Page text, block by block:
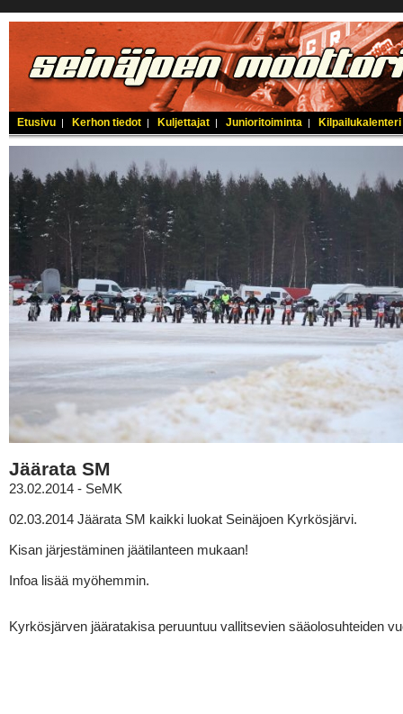
Etusivu | Kerhon tiedot | Kuljettajat | Junioritoiminta | Kilpailukalenteri
Jäärata SM
23.02.2014 - SeMK
02.03.2014 Jäärata SM kaikki luokat Seinäjoen Kyrkösjärvi.
Kisan järjestäminen jäätilanteen mukaan!
Infoa lisää myöhemmin.
Kyrkösjärven jääratakisa peruuntuu vallitsevien sääolosuhteiden